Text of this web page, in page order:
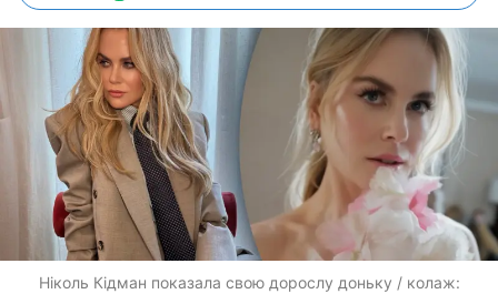
Ніколь Кідман показала свою дорослу доньку / колаж: